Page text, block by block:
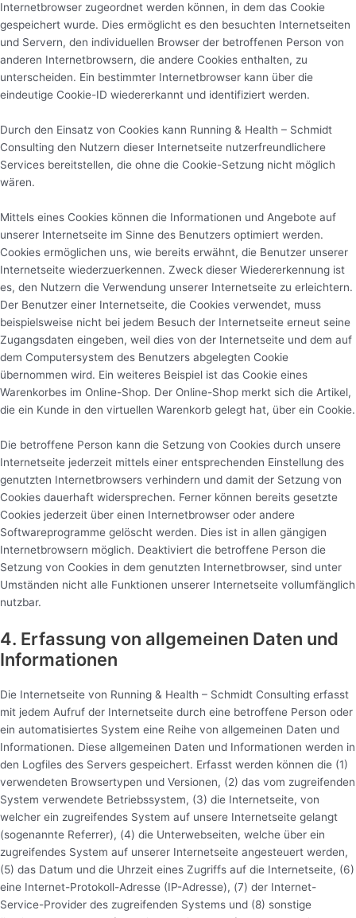
Internetbrowser zugeordnet werden können, in dem das Cookie
gespeichert wurde. Dies ermöglicht es den besuchten Internetseiten
und Servern, den individuellen Browser der betroffenen Person von
anderen Internetbrowsern, die andere Cookies enthalten, zu
unterscheiden. Ein bestimmter Internetbrowser kann über die
eindeutige Cookie-ID wiedererkannt und identifiziert werden.
Durch den Einsatz von Cookies kann Running & Health – Schmidt
Consulting den Nutzern dieser Internetseite nutzerfreundlichere
Services bereitstellen, die ohne die Cookie-Setzung nicht möglich
wären.
Mittels eines Cookies können die Informationen und Angebote auf
unserer Internetseite im Sinne des Benutzers optimiert werden.
Cookies ermöglichen uns, wie bereits erwähnt, die Benutzer unserer
Internetseite wiederzuerkennen. Zweck dieser Wiedererkennung ist
es, den Nutzern die Verwendung unserer Internetseite zu erleichtern.
Der Benutzer einer Internetseite, die Cookies verwendet, muss
beispielsweise nicht bei jedem Besuch der Internetseite erneut seine
Zugangsdaten eingeben, weil dies von der Internetseite und dem auf
dem Computersystem des Benutzers abgelegten Cookie
übernommen wird. Ein weiteres Beispiel ist das Cookie eines
Warenkorbes im Online-Shop. Der Online-Shop merkt sich die Artikel,
die ein Kunde in den virtuellen Warenkorb gelegt hat, über ein Cookie.
Die betroffene Person kann die Setzung von Cookies durch unsere
Internetseite jederzeit mittels einer entsprechenden Einstellung des
genutzten Internetbrowsers verhindern und damit der Setzung von
Cookies dauerhaft widersprechen. Ferner können bereits gesetzte
Cookies jederzeit über einen Internetbrowser oder andere
Softwareprogramme gelöscht werden. Dies ist in allen gängigen
Internetbrowsern möglich. Deaktiviert die betroffene Person die
Setzung von Cookies in dem genutzten Internetbrowser, sind unter
Umständen nicht alle Funktionen unserer Internetseite vollumfänglich
nutzbar.
4. Erfassung von allgemeinen Daten und
Informationen
Die Internetseite von Running & Health – Schmidt Consulting erfasst
mit jedem Aufruf der Internetseite durch eine betroffene Person oder
ein automatisiertes System eine Reihe von allgemeinen Daten und
Informationen. Diese allgemeinen Daten und Informationen werden in
den Logfiles des Servers gespeichert. Erfasst werden können die (1)
verwendeten Browsertypen und Versionen, (2) das vom zugreifenden
System verwendete Betriebssystem, (3) die Internetseite, von
welcher ein zugreifendes System auf unsere Internetseite gelangt
(sogenannte Referrer), (4) die Unterwebseiten, welche über ein
zugreifendes System auf unserer Internetseite angesteuert werden,
(5) das Datum und die Uhrzeit eines Zugriffs auf die Internetseite, (6)
eine Internet-Protokoll-Adresse (IP-Adresse), (7) der Internet-
Service-Provider des zugreifenden Systems und (8) sonstige